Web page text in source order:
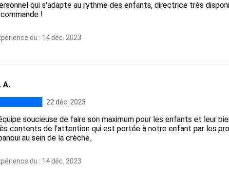
qui s'adapte au rythme des enfants, directrice très
!
du : 14 déc. 2023
A.
22 déc. 2023
soucieuse de faire son maximum pour les enfants et leur
contents de l'attention qui est portée à notre enfant par les
au sein de la crèche.
du : 14 déc. 2023